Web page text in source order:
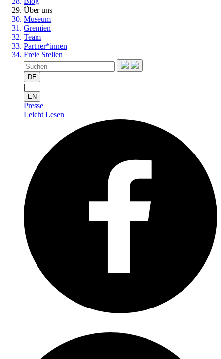
Über uns
Museum
Gremien
Team
Partner*innen
Freie Stellen
DE
|
EN
Presse
Leicht Lesen